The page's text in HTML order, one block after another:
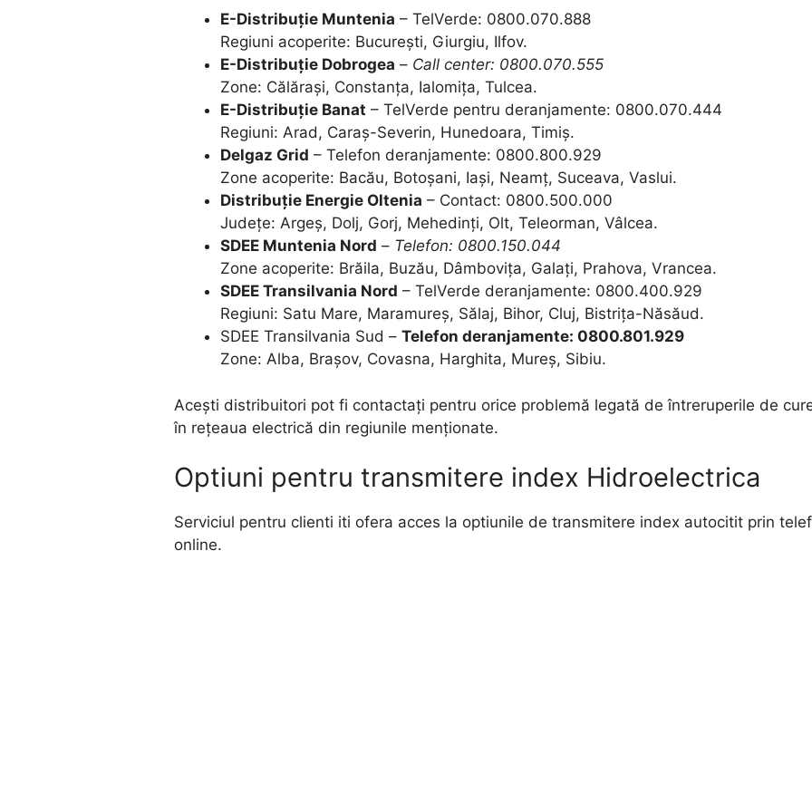
E-Distribuție Muntenia – TelVerde: 0800.070.888
Regiuni acoperite: București, Giurgiu, Ilfov.
E-Distribuție Dobrogea – Call center: 0800.070.555
Zone: Călărași, Constanța, Ialomița, Tulcea.
E-Distribuție Banat – TelVerde pentru deranjamente: 0800.070.444
Regiuni: Arad, Caraș-Severin, Hunedoara, Timiș.
Delgaz Grid – Telefon deranjamente: 0800.800.929
Zone acoperite: Bacău, Botoșani, Iași, Neamț, Suceava, Vaslui.
Distribuție Energie Oltenia – Contact: 0800.500.000
Județe: Argeș, Dolj, Gorj, Mehedinți, Olt, Teleorman, Vâlcea.
SDEE Muntenia Nord – Telefon: 0800.150.044
Zone acoperite: Brăila, Buzău, Dâmbovița, Galați, Prahova, Vrancea.
SDEE Transilvania Nord – TelVerde deranjamente: 0800.400.929
Regiuni: Satu Mare, Maramureș, Sălaj, Bihor, Cluj, Bistrița-Năsăud.
SDEE Transilvania Sud – Telefon deranjamente: 0800.801.929
Zone: Alba, Brașov, Covasna, Harghita, Mureș, Sibiu.
Acești distribuitori pot fi contactați pentru orice problemă legată de întreruperile de
în rețeaua electrică din regiunile menționate.
Optiuni pentru transmitere index Hidroelectrica
Serviciul pentru clienti iti ofera acces la optiunile de transmitere index autocitit prin
online.